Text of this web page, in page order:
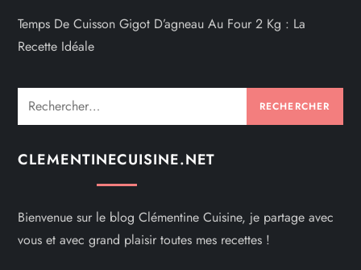
Temps De Cuisson Gigot D’agneau Au Four 2 Kg : La
Recette Idéale
Rechercher :
CLEMENTINECUISINE.NET
Bienvenue sur le blog Clémentine Cuisine, je partage avec
vous et avec grand plaisir toutes mes recettes !